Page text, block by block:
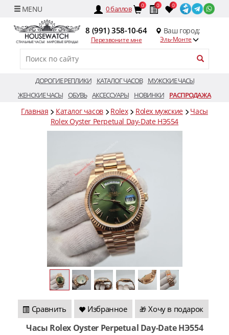
0баллов 0 0 0
8 (991) 358-10-64
Перезвоните мне
Ваш город:
Эль-Монте
ДОРОГИЕ РЕПЛИКИ КАТАЛОГ ЧАСОВ
МУЖСКИЕ ЧАСЫ
ЖЕНСКИЕ ЧАСЫ ОБУВЬ АКСЕССУАРЫ НОВИНКИ РАСПРОДАЖА
Главная Каталог часов Rolex Rolex мужские
Часы
Rolex Oyster Perpetual Day-Date HЭ554
Сравнить Избранное 🎁 Хочу в подарок
Часы Rolex Oyster Perpetual Day-Date HЭ554